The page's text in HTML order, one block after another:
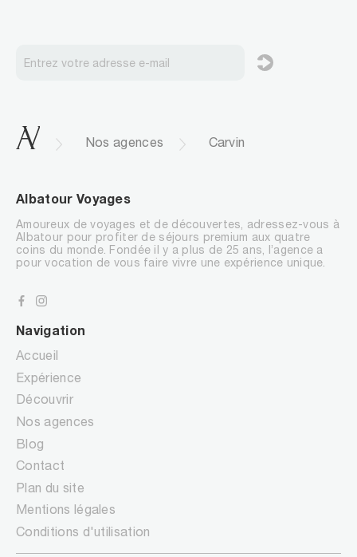
Nos agences Carvin
Albatour Voyages
Amoureux de voyages et de découvertes, adressez-vous à
Albatour pour profiter de séjours premium aux quatre
coins du monde. Fondée il y a plus de 25 ans, l’agence a
pour vocation de vous faire vivre une expérience unique.
Navigation
Accueil
Expérience
Découvrir
Nos agences
Blog
Contact
Plan du site
Mentions légales
Conditions d'utilisation